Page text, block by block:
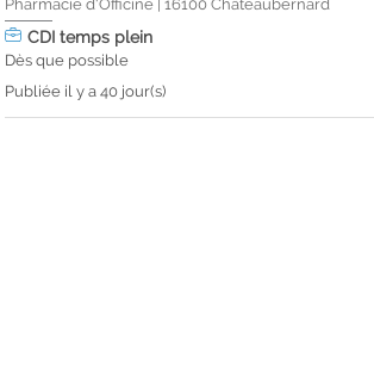
Pharmacie d'Officine |16100Châteaubernard
CDItemps plein
Dès que possible
Publiée il y a 40 jour(s)